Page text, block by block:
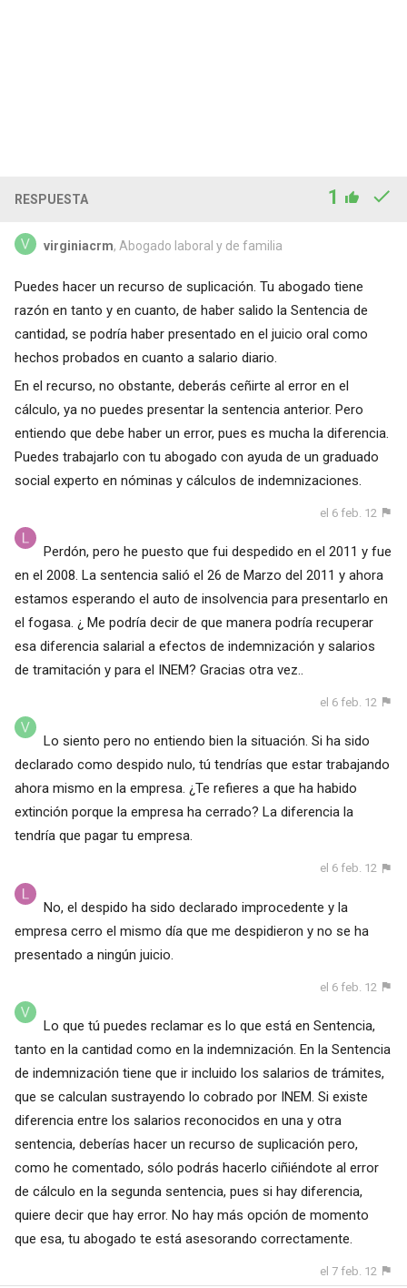
RESPUESTA 1
virginiacrm, Abogado laboral y de familia
Puedes hacer un recurso de suplicación. Tu abogado tiene
razón en tanto y en cuanto, de haber salido la Sentencia de
cantidad, se podría haber presentado en el juicio oral como
hechos probados en cuanto a salario diario.
En el recurso, no obstante, deberás ceñirte al error en el
cálculo, ya no puedes presentar la sentencia anterior. Pero
entiendo que debe haber un error, pues es mucha la diferencia.
Puedes trabajarlo con tu abogado con ayuda de un graduado
social experto en nóminas y cálculos de indemnizaciones.
el 6 feb. 12
Perdón, pero he puesto que fui despedido en el 2011 y fue
en el 2008. La sentencia salió el 26 de Marzo del 2011 y ahora
estamos esperando el auto de insolvencia para presentarlo en
el fogasa. ¿ Me podría decir de que manera podría recuperar
esa diferencia salarial a efectos de indemnización y salarios
de tramitación y para el INEM? Gracias otra vez..
el 6 feb. 12
Lo siento pero no entiendo bien la situación. Si ha sido
declarado como despido nulo, tú tendrías que estar trabajando
ahora mismo en la empresa. ¿Te refieres a que ha habido
extinción porque la empresa ha cerrado? La diferencia la
tendría que pagar tu empresa.
el 6 feb. 12
No, el despido ha sido declarado improcedente y la
empresa cerro el mismo día que me despidieron y no se ha
presentado a ningún juicio.
el 6 feb. 12
Lo que tú puedes reclamar es lo que está en Sentencia,
tanto en la cantidad como en la indemnización. En la Sentencia
de indemnización tiene que ir incluido los salarios de trámites,
que se calculan sustrayendo lo cobrado por INEM. Si existe
diferencia entre los salarios reconocidos en una y otra
sentencia, deberías hacer un recurso de suplicación pero,
como he comentado, sólo podrás hacerlo ciñiéndote al error
de cálculo en la segunda sentencia, pues si hay diferencia,
quiere decir que hay error. No hay más opción de momento
que esa, tu abogado te está asesorando correctamente.
el 7 feb. 12